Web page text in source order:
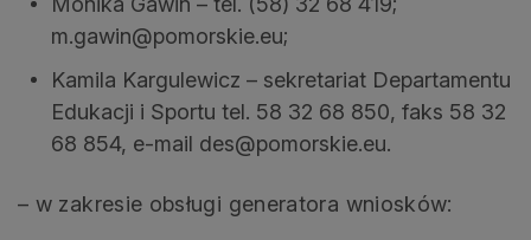
m.gawin@pomorskie.eu;
Kamila Kargulewicz – sekretariat Departamentu
Edukacji i Sportu tel. 58 32 68 850, faks 58 32
68 854, e-mail des@pomorskie.eu.
– w zakresie obsługi generatora wniosków: